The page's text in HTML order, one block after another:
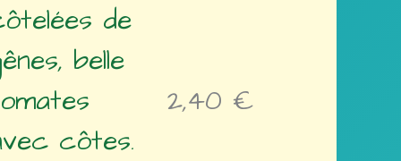
de
belle
côtes.
2,40 €